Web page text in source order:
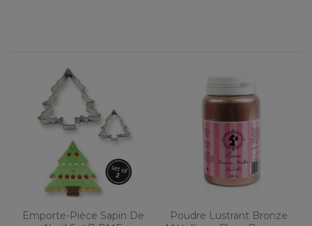
Emporte-Pièce Sapin De
Poudre Lustrant Bronze